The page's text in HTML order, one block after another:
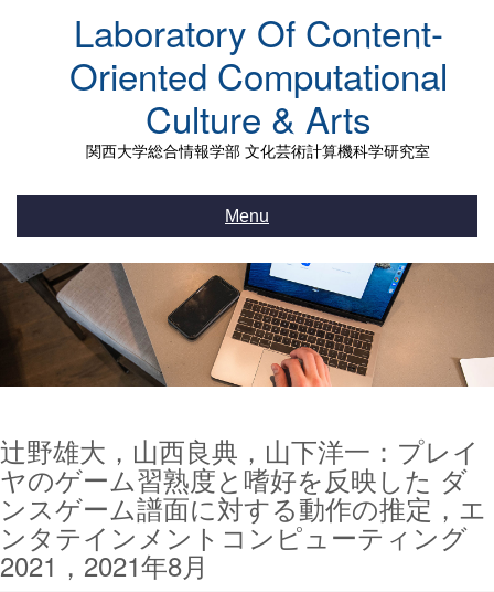
Laboratory Of Content-
Oriented Computational
Culture & Arts
関西大学総合情報学部 文化芸術計算機科学研究室
Menu
辻野雄大，山西良典，山下洋一：プレイ
ヤのゲーム習熟度と嗜好を反映した ダ
ンスゲーム譜面に対する動作の推定，エ
ンタテインメントコンピューティング
2021，2021年8月